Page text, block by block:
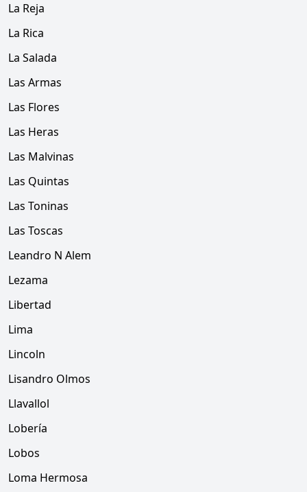
La Reja
La Rica
La Salada
Las Armas
Las Flores
Las Heras
Las Malvinas
Las Quintas
Las Toninas
Las Toscas
Leandro N Alem
Lezama
Libertad
Lima
Lincoln
Lisandro Olmos
Llavallol
Lobería
Lobos
Loma Hermosa